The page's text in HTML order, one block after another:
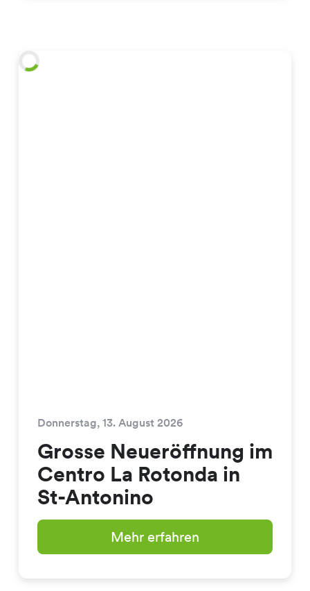
Donnerstag, 13. August 2026
Grosse Neueröffnung im
Centro La Rotonda in
St-Antonino
Mehr erfahren